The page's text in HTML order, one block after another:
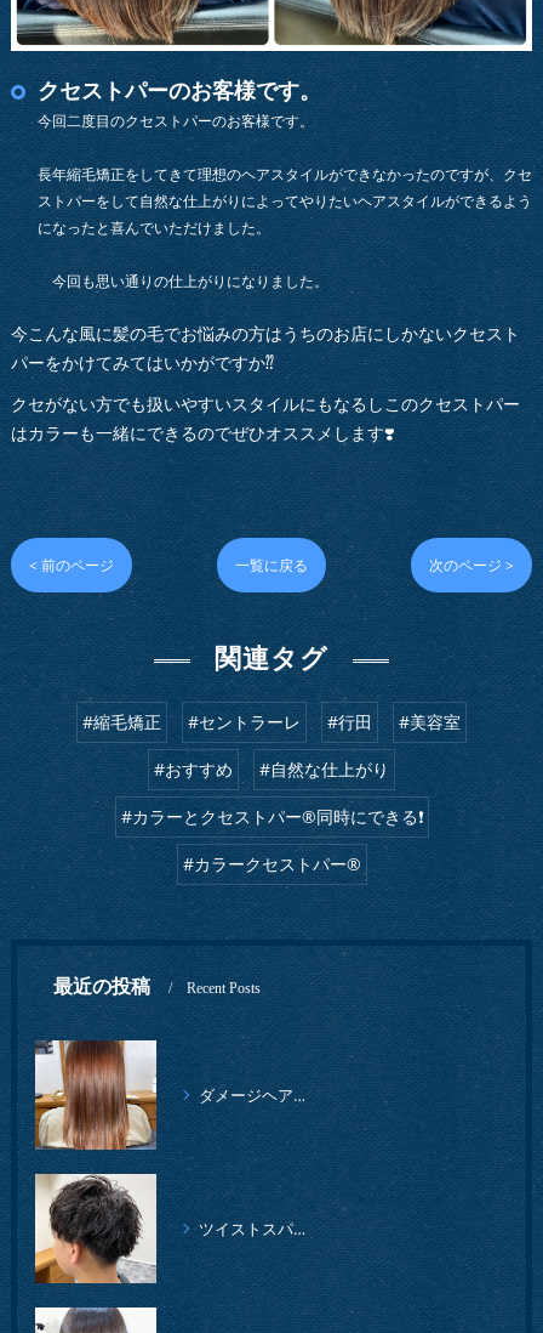
クセストパーのお客様です。
今回二度目のクセストパーのお客様です。
長年縮毛矯正をしてきて理想のヘアスタイルができなかったのですが、クセ
ストパーをして自然な仕上がりによってやりたいヘアスタイルができるよう
になったと喜んでいただけました。
今回も思い通りの仕上がりになりました。
今こんな風に髪の毛でお悩みの方はうちのお店にしかないクセスト
パーをかけてみてはいかがですか⁇
クセがない方でも扱いやすいスタイルにもなるしこのクセストパー
はカラーも一緒にできるのでぜひオススメします❣️
< 前のページ 一覧に戻る 次のページ >
関連タグ
#縮毛矯正 #セントラーレ #行田 #美容室
#おすすめ #自然な仕上がり
#カラーとクセストパー®︎同時にできる❗️
#カラークセストパー®︎
最近の投稿 Recent Posts
ダメージヘアでも、ツヤツヤの仕上がりになりました。
ツイストスパイラルパーマ、柔らかイメージ